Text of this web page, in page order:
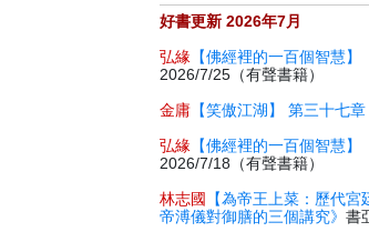
好書更新 2026年7月
弘緣 【佛經裡的一百個智慧
2026/7/25（有聲書籍）
金庸 【笑傲江湖】 第三十七
弘緣 【佛經裡的一百個智慧
2026/7/18（有聲書籍）
林志國
【為帝王上菜：歷代
帝溥儀對御膳的三個講究》書